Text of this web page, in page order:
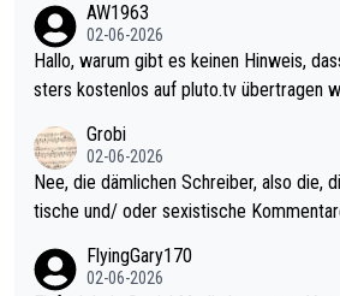
Allerdings ist Mitchell Lawrie als Nummer 1 der Welt eh qualifi
ziert. Somit ändert die automatische
sters erstmal nichts. Ich denke sie wollen damit für nächstes J
ohl wenig WDF Turniere spielen. Dies
es Jahr der Fall. Er musste als
den Qualifier und ich glaube kaum, dass
gas) antun würde, wenn er doch
el hat.
AW1963
02-06-2026
Hallo, warum gibt es keinen Hinweis, dass die Nordic Darts Ma
sters kostenlos auf pluto.tv übertragen
Grobi
02-06-2026
Nee, die dämlichen Schreiber, also die,
tische und/ oder sexistische
s Leben in den Griff kriegen. Nur eins
FlyingGary170
02-06-2026